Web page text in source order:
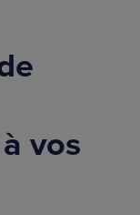
vos